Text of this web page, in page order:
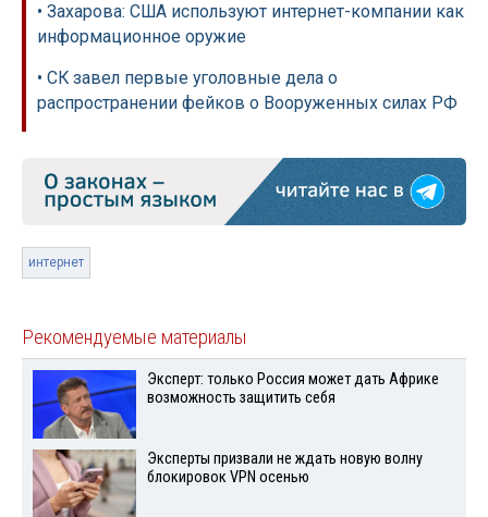
• Захарова: США используют интернет-компании как
информационное оружие
• СК завел первые уголовные дела о
распространении фейков о Вооруженных силах РФ
интернет
Рекомендуемые материалы
Эксперт: только Россия может дать Африке
возможность защитить себя
Эксперты призвали не ждать новую волну
блокировок VPN осенью